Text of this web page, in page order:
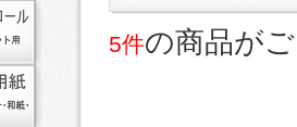
5件の商品が